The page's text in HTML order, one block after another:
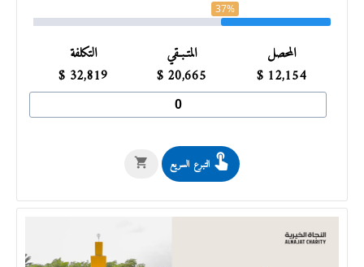
37%
المحصل
12,154
$
المتـبـقي
20,665
$
التكلفة
32,819
$
التبرع السريع